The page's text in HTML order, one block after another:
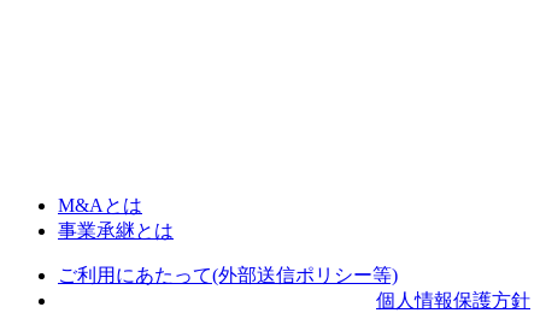
M&Aとは
事業承継とは
ご利用にあたって(外部送信ポリシー等)
個人情報保護方針